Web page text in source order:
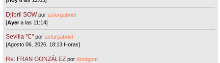
Djibril SOW porasturgabriel
[Ayera las 11:14]
Sevilla "C"porasturgabriel
[Agosto 06, 2026, 18:13 Horas]
Re: FRAN GONZÁLEZ pordrodgom